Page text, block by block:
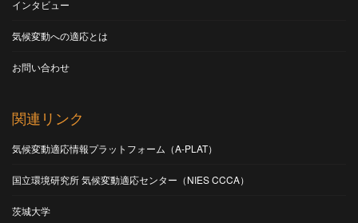
インタビュー
気候変動への適応とは
お問い合わせ
関連リンク
気候変動適応情報プラットフォーム（A-PLAT）
国立環境研究所 気候変動適応センター（NIES CCCA）
茨城大学